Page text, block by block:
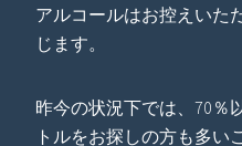
アルコールはお控えいた
じます。
昨今の状況下では、70％
トルをお探しの方も多い